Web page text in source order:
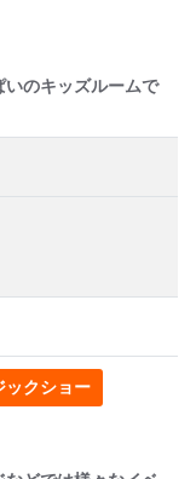
のキッズルームで
ックショー